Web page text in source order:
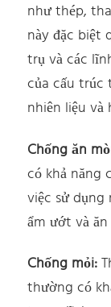
như thép,
này đặc biệt
trụ và các
của cấu trúc
nhiên liệu và
Chống ăn
có khả năng
việc sử
ẩm ướt và
Chống mỏi:
thường có